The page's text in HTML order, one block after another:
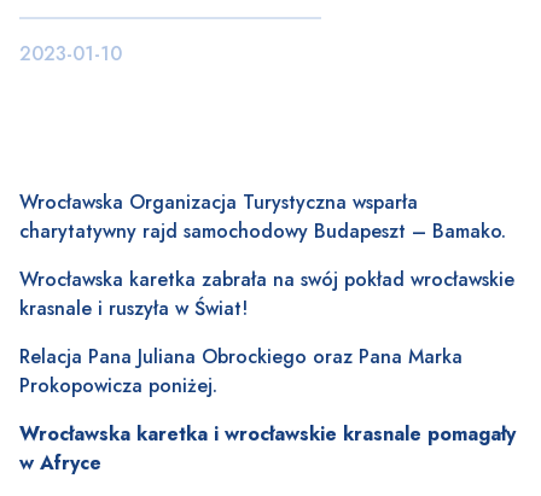
2023-01-10
Wrocławska Organizacja Turystyczna wsparła
charytatywny rajd samochodowy Budapeszt – Bamako.
Wrocławska karetka zabrała na swój pokład wrocławskie
krasnale i ruszyła w Świat!
Relacja Pana Juliana Obrockiego oraz Pana Marka
Prokopowicza poniżej.
Wrocławska karetka i wrocławskie krasnale pomagały
w Afryce